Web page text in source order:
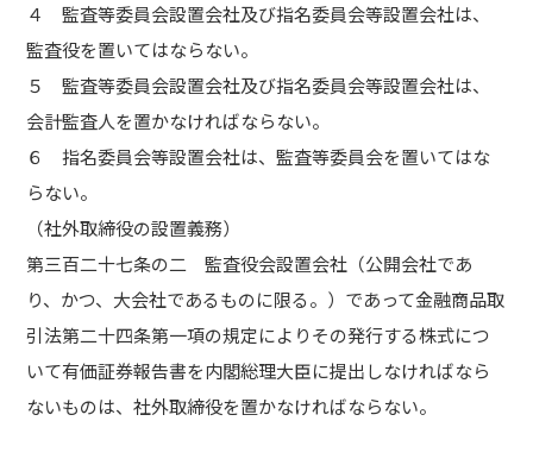
４ 監査等委員会設置会社及び指名委員会等設置会社は、
監査役を置いてはならない。
５ 監査等委員会設置会社及び指名委員会等設置会社は、
会計監査人を置かなければならない。
６ 指名委員会等設置会社は、監査等委員会を置いてはな
らない。
（社外取締役の設置義務）
第三百二十七条の二 監査役会設置会社（公開会社であ
り、かつ、大会社であるものに限る。）であって金融商品取
引法第二十四条第一項の規定によりその発行する株式につ
いて有価証券報告書を内閣総理大臣に提出しなければなら
ないものは、社外取締役を置かなければならない。